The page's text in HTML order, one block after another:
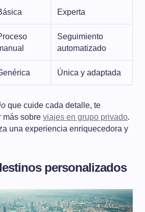
Experta
Seguimiento
automatizado
Única y adaptada
que cuide cada detalle, te
más sobre viajes en grupo privado.
una experiencia enriquecedora y
personalizados